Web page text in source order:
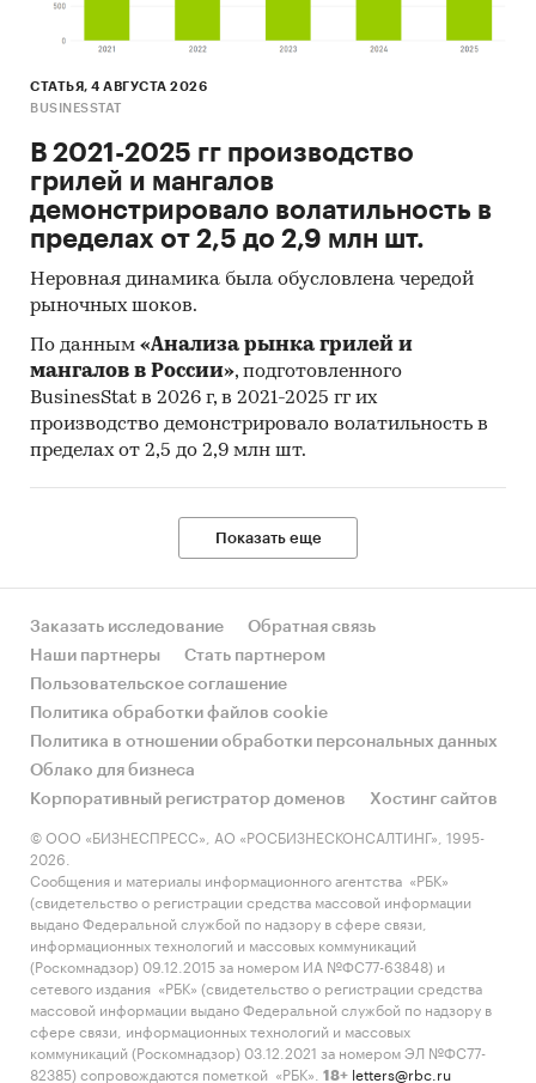
СТАТЬЯ, 4 АВГУСТА 2026
BUSINESSTAT
В 2021-2025 гг производство
грилей и мангалов
демонстрировало волатильность в
пределах от 2,5 до 2,9 млн шт.
Неровная динамика была обусловлена чередой
рыночных шоков.
По данным «Анализа рынка грилей и
мангалов в России», подготовленного
BusinesStat в 2026 г, в 2021-2025 гг их
производство демонстрировало волатильность в
пределах от 2,5 до 2,9 млн шт.
Показать еще
Заказать исследование
Обратная связь
Наши партнеры
Стать партнером
Пользовательское соглашение
Политика обработки файлов cookie
Политика в отношении обработки персональных данных
Облако для бизнеса
Корпоративный регистратор доменов
Хостинг сайтов
© ООО «БИЗНЕСПРЕСС», АО «РОСБИЗНЕСКОНСАЛТИНГ», 1995-
2026.
Сообщения и материалы информационного агентства «РБК»
(свидетельство о регистрации средства массовой информации
выдано Федеральной службой по надзору в сфере связи,
информационных технологий и массовых коммуникаций
(Роскомнадзор) 09.12.2015 за номером ИА №ФС77-63848) и
сетевого издания «РБК» (свидетельство о регистрации средства
массовой информации выдано Федеральной службой по надзору в
сфере связи, информационных технологий и массовых
коммуникаций (Роскомнадзор) 03.12.2021 за номером ЭЛ №ФС77-
82385) сопровождаются пометкой «РБК».
18+ letters@rbc.ru